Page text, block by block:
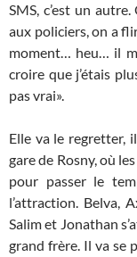
SMS, c’est un
aux policiers, on a
moment… heu… il
croire que j’étais
pas vrai».
Elle va le regretter,
gare de Rosny, où
pour passer le
l’attraction. Belva,
Salim et Jonathan
grand frère. Il va se